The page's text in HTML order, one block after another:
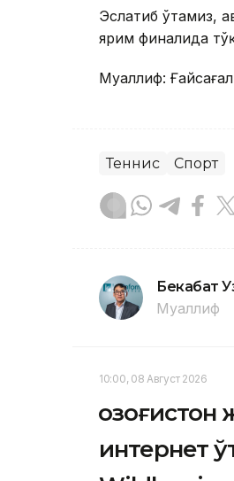
Эслатиб ўтамиз,
ярим финалида
Муаллиф:
Теннис Спорт
Бекабат
Муаллиф
10:00, 08 Август 2026
интернет